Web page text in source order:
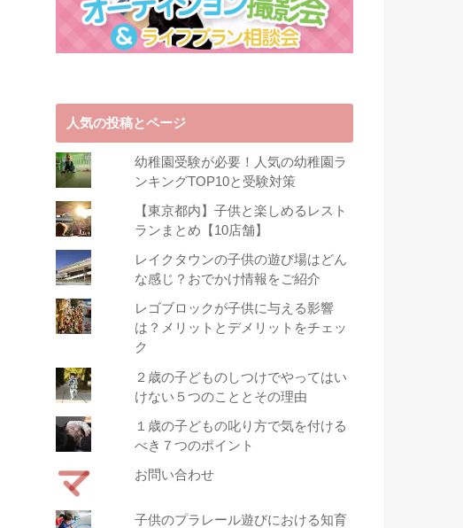
人気の投稿とページ
幼稚園受験が必要！人気の幼稚園ラ
ンキングTOP10と受験対策
【東京都内】子供と楽しめるレスト
ランまとめ【10店舗】
レイクタウンの子供の遊び場はどん
な感じ？おでかけ情報をご紹介
レゴブロックが子供に与える影響
は？メリットとデメリットをチェッ
ク
２歳の子どものしつけでやってはい
けない５つのこととその理由
１歳の子どもの叱り方で気を付ける
べき７つのポイント
お問い合わせ
子供のプラレール遊びにおける知育